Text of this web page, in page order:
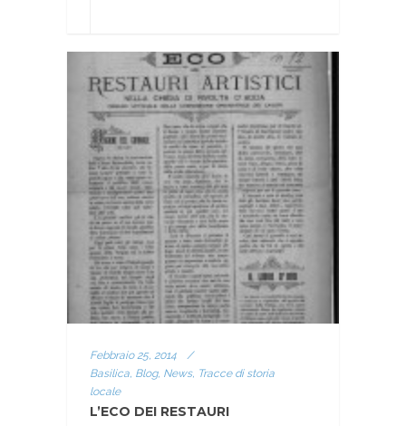
Febbraio 25, 2014
/
Basilica, Blog, News, Tracce di storia
locale
L’ECO DEI RESTAURI